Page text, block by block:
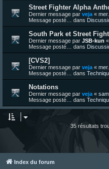
Street Fighter Alpha
Dernier message par veja «
Message posté… dans
South Park et Street
Dernier message par JSB-kun «
Message posté… dans
[CVS2]
Dernier message par veja «
Message posté… dans
Notations
Dernier message par veja «
Message posté… dans
35 résultats
Index du forum